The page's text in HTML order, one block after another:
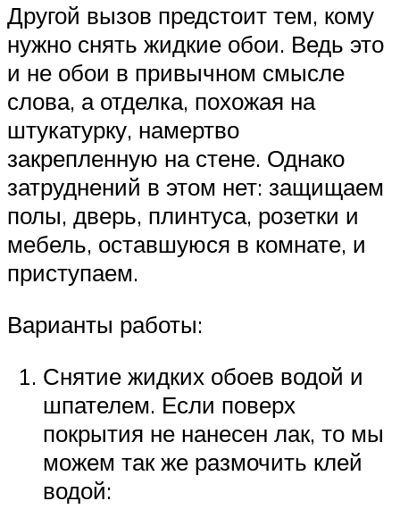
Другой вызов предстоит тем, кому
нужно снять жидкие обои. Ведь это
и не обои в привычном смысле
слова, а отделка, похожая на
штукатурку, намертво
закрепленную на стене. Однако
затруднений в этом нет: защищаем
полы, дверь, плинтуса, розетки и
мебель, оставшуюся в комнате, и
приступаем.
Варианты работы:
Снятие жидких обоев водой и
шпателем. Если поверх
покрытия не нанесен лак, то мы
можем так же размочить клей
водой: